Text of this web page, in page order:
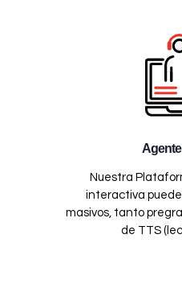
Nuestra
interactiva
masivos, tanto
de TTS